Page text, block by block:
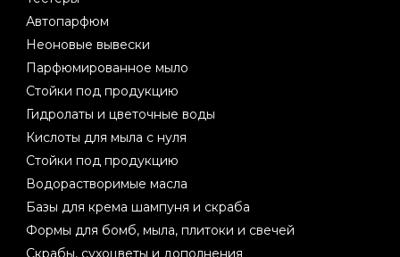
Автопарфюм
Неоновые вывески
Парфюмированное мыло
Стойки под продукцию
Гидролаты и цветочные воды
Кислоты для мыла с нуля
Стойки под продукцию
Водорастворимые масла
Базы для крема шампуня и скраба
Формы для бомб, мыла, плитоки и свечей
Скрабы, сухоцветы и дополнения